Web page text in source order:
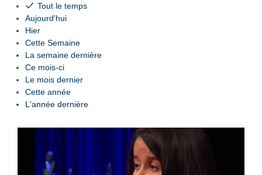
Tout le temps
Aujourd'hui
Hier
Cette Semaine
La semaine dernière
Ce mois-ci
Le mois dernier
Cette année
L'année dernière